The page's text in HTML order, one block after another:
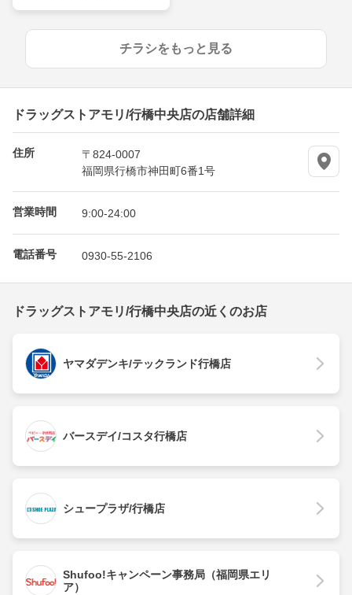
チラシをもっと見る
ドラッグストアモリ/行橋中央店の店舗詳細
住所
〒824-0007
福岡県行橋市神田町6番1号
営業時間 9:00-24:00
電話番号 0930-55-2106
ドラッグストアモリ/行橋中央店の近くのお店
ヤマダデンキ/テックランド行橋店
バースデイ/コスタ行橋店
シュープラザ/行橋店
Shufoo!キャンペーン事務局（福岡県エリ
ア）